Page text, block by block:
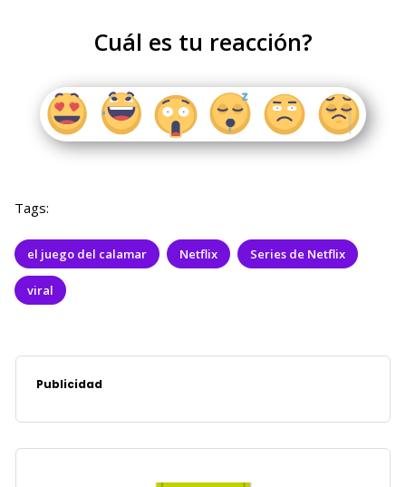
Cuál es tu reacción?
Tags:
el juego del calamar Netflix Series de Netflix
viral
Publicidad